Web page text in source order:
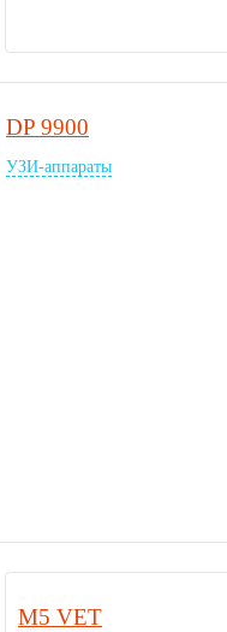
DP 9900
УЗИ-аппараты
М5 VET